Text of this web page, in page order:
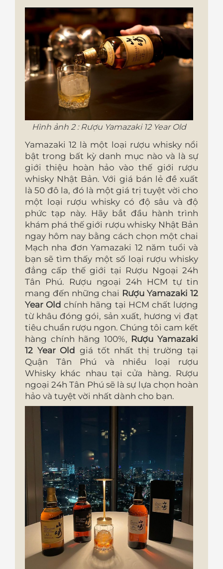
Hình ảnh 2 : Rượu Yamazaki 12 Year Old
Yamazaki 12 là một loại rượu whisky nổi
bật trong bất kỳ danh mục nào và là sự
giới thiệu hoàn hảo vào thế giới rượu
whisky Nhật Bản. Với giá bán lẻ đề xuất
là 50 đô la, đó là một giá trị tuyệt vời cho
một loại rượu whisky có độ sâu và độ
phức tạp này. Hãy bắt đầu hành trình
khám phá thế giới rượu whisky Nhật Bản
ngay hôm nay bằng cách chọn một chai
Mạch nha đơn Yamazaki 12 năm tuổi và
bạn sẽ tìm thấy một số loại rượu whisky
đẳng cấp thế giới tại Rượu Ngoại 24h
Tân Phú. Rượu ngoại 24h HCM tự tin
mang đến những chai Rượu Yamazaki 12
Year Old chính hãng tại HCM chất lượng
từ khâu đóng gói, sản xuất, hương vị đạt
tiêu chuẩn rượu ngon. Chúng tôi cam kết
hàng chính hãng 100%, Rượu Yamazaki
12 Year Old giá tốt nhất thị trường tại
Quận Tân Phú và nhiều loại rượu
Whisky khác nhau tại cửa hàng. Rượu
ngoại 24h Tân Phú sẽ là sự lựa chọn hoàn
hảo và tuyệt vời nhất dành cho bạn.